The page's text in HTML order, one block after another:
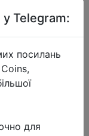
C IOS
note 10 -
Telegram:
посилань
для